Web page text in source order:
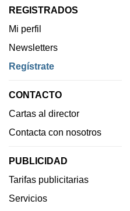
REGISTRADOS
Mi perfil
Newsletters
Regístrate
CONTACTO
Cartas al director
Contacta con nosotros
PUBLICIDAD
Tarifas publicitarias
Servicios